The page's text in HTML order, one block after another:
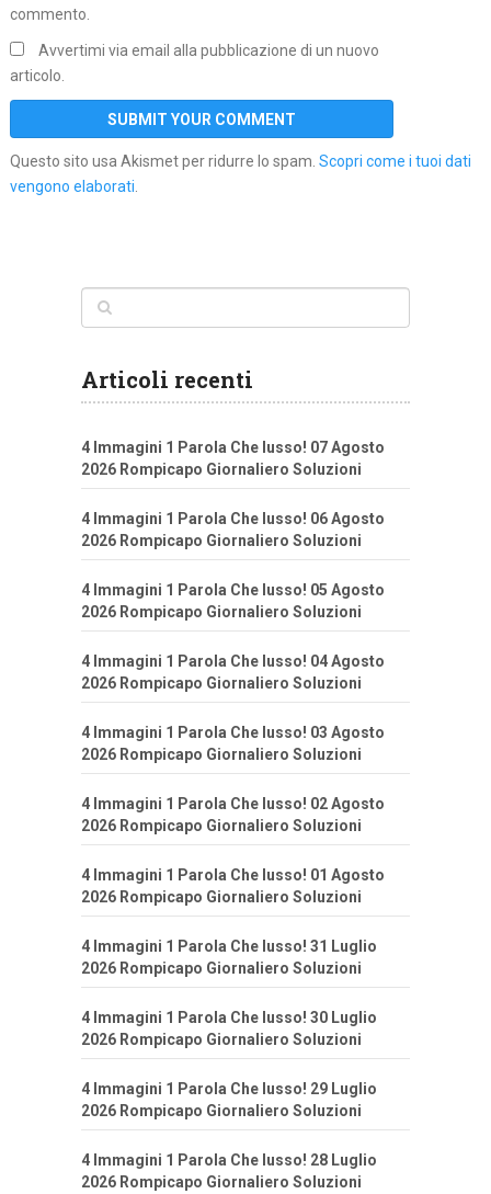
commento.
Avvertimi via email alla pubblicazione di un nuovo
articolo.
Questo sito usa Akismet per ridurre lo spam. Scopri come i tuoi dati
vengono elaborati.
Articoli recenti
4 Immagini 1 Parola Che lusso! 07 Agosto
2026 Rompicapo Giornaliero Soluzioni
4 Immagini 1 Parola Che lusso! 06 Agosto
2026 Rompicapo Giornaliero Soluzioni
4 Immagini 1 Parola Che lusso! 05 Agosto
2026 Rompicapo Giornaliero Soluzioni
4 Immagini 1 Parola Che lusso! 04 Agosto
2026 Rompicapo Giornaliero Soluzioni
4 Immagini 1 Parola Che lusso! 03 Agosto
2026 Rompicapo Giornaliero Soluzioni
4 Immagini 1 Parola Che lusso! 02 Agosto
2026 Rompicapo Giornaliero Soluzioni
4 Immagini 1 Parola Che lusso! 01 Agosto
2026 Rompicapo Giornaliero Soluzioni
4 Immagini 1 Parola Che lusso! 31 Luglio
2026 Rompicapo Giornaliero Soluzioni
4 Immagini 1 Parola Che lusso! 30 Luglio
2026 Rompicapo Giornaliero Soluzioni
4 Immagini 1 Parola Che lusso! 29 Luglio
2026 Rompicapo Giornaliero Soluzioni
4 Immagini 1 Parola Che lusso! 28 Luglio
2026 Rompicapo Giornaliero Soluzioni